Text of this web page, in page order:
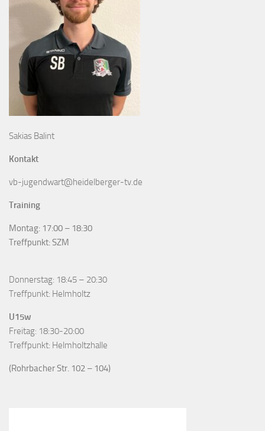
Sakias Balint
Kontakt
vb-jugendwart@heidelberger-tv.de
Training
Montag: 17:00 – 18:30
Treffpunkt: SZM
Donnerstag: 18:45 – 20:30
Treffpunkt: Helmholtz
U15w
Freitag: 18:30-20:00
Treffpunkt: Helmholtzhalle
(Rohrbacher Str. 102 – 104)